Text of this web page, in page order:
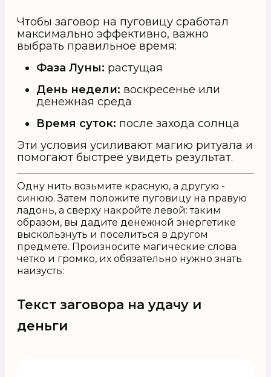
Чтобы заговор на пуговицу сработал
максимально эффективно, важно
выбрать правильное время:
Фаза Луны: растущая
День недели: воскресенье или
денежная среда
Время суток: после захода солнца
Эти условия усиливают магию ритуала и
помогают быстрее увидеть результат.
Одну нить возьмите красную, а другую -
синюю. Затем положите пуговицу на правую
ладонь, а сверху накройте левой: таким
образом, вы дадите денежной энергетике
выскользнуть и поселиться в другом
предмете. Произносите магические слова
чётко и громко, их обязательно нужно знать
наизусть:
Текст заговора на удачу и
деньги